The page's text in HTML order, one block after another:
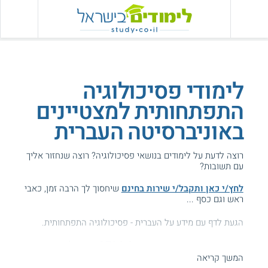
לימודי פסיכולוגיה
התפתחותית למצטיינים
באוניברסיטה העברית
רוצה לדעת על לימודים בנושאי פסיכולוגיה? רוצה שנחזור אליך
עם תשובות?
לחץ/י כאן ותקבל/י שירות בחינם שיחסוך לך הרבה זמן, כאבי
ראש וגם כסף ...
הגעת לדף עם מידע על העברית - פסיכולוגיה התפתחותית.
עזרנו גם לך? דרג אותנו:המשך קריאה